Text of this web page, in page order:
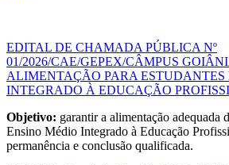
EDITAL DE CHAMADA PÚBLICA Nº
01/2026/CAE/GEPEX/CÂMPUS
ALIMENTAÇÃO PARA ESTUDANTES
INTEGRADO À EDUCAÇÃO
Objetivo: garantir a alimentação adequada
Ensino Médio Integrado à Educação
permanência e conclusão qualificada.